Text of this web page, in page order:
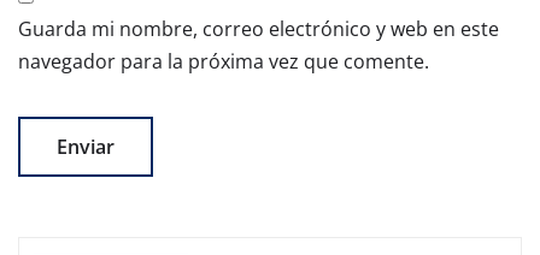
Guarda mi nombre, correo electrónico y web en este
navegador para la próxima vez que comente.